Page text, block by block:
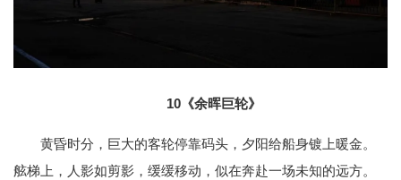
10 《余晖巨轮》
黄昏时分，巨大的客轮停靠码头，夕阳给船身镀上暖金。
舷梯上，人影如剪影，缓缓移动，似在奔赴一场未知的远方。